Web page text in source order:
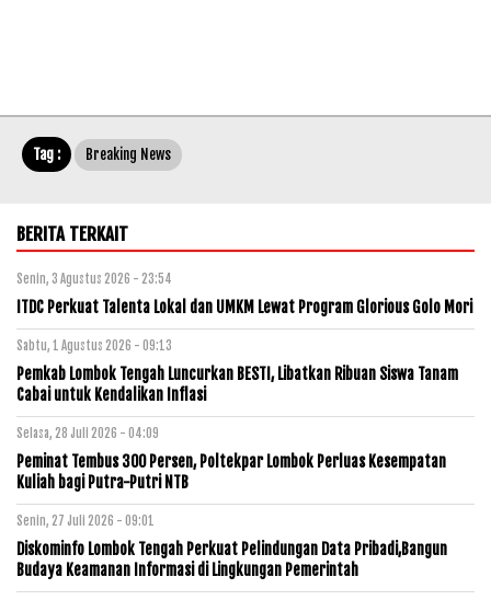
Tag : Breaking News
BERITA TERKAIT
Senin, 3 Agustus 2026 - 23:54
ITDC Perkuat Talenta Lokal dan UMKM Lewat Program Glorious Golo Mori
Sabtu, 1 Agustus 2026 - 09:13
Pemkab Lombok Tengah Luncurkan BESTI, Libatkan Ribuan Siswa Tanam
Cabai untuk Kendalikan Inflasi
Selasa, 28 Juli 2026 - 04:09
Peminat Tembus 300 Persen, Poltekpar Lombok Perluas Kesempatan
Kuliah bagi Putra-Putri NTB
Senin, 27 Juli 2026 - 09:01
Diskominfo Lombok Tengah Perkuat Pelindungan Data Pribadi,Bangun
Budaya Keamanan Informasi di Lingkungan Pemerintah